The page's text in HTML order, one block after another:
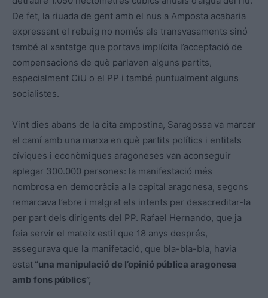
De fet, la riuada de gent amb el nus a Amposta acabaria
expressant el rebuig no només als transvasaments sinó
també al xantatge que portava implícita l’acceptació de
compensacions de què parlaven alguns partits,
especialment CiU o el PP i també puntualment alguns
socialistes.
Vint dies abans de la cita ampostina, Saragossa va marcar
el camí amb una marxa en què partits polítics i entitats
cíviques i econòmiques aragoneses van aconseguir
aplegar 300.000 persones: la manifestació més
nombrosa en democràcia a la capital aragonesa, segons
remarcava l’ebre i malgrat els intents per desacreditar-la
per part dels dirigents del PP. Rafael Hernando, que ja
feia servir el mateix estil que 18 anys després,
assegurava que la manifetació, que bla-bla-bla, havia
estat “una manipulació de l’opinió pública aragonesa
amb fons públics”,